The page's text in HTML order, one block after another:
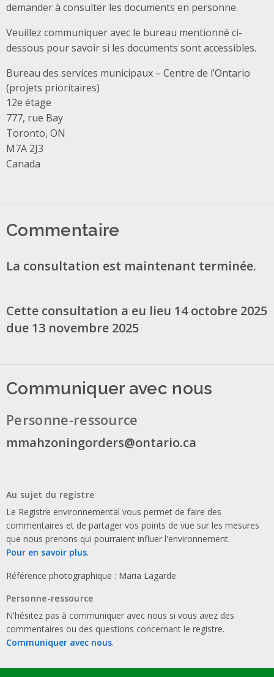
demander à consulter les documents en personne.
Veuillez communiquer avec le bureau mentionné ci-
dessous pour savoir si les documents sont accessibles.
Bureau des services municipaux – Centre de l’Ontario
(projets prioritaires)
Address
12e étage
777, rue Bay
Toronto, ON
M7A 2J3
Canada
Commentaire
La consultation est maintenant terminée.
Cette consultation a eu lieu 14 octobre 2025
due 13 novembre 2025
Communiquer avec nous
Personne-ressource
mmahzoningorders@ontario.ca
Au sujet du registre
Le Registre environnemental vous permet de faire des
commentaires et de partager vos points de vue sur les mesures
que nous prenons qui pourraient influer l'environnement.
Pour en savoir plus.
Référence photographique : Maria Lagarde
Personne-ressource
N'hésitez pas à communiquer avec nous si vous avez des
commentaires ou des questions concernant le registre.
Communiquer avec nous.